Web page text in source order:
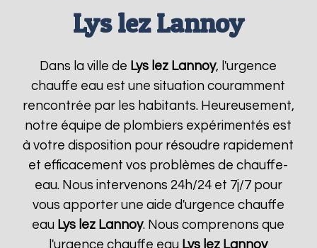
Lys lez Lannoy
Dans la ville de Lys lez Lannoy, l'urgence
chauffe eau est une situation couramment
rencontrée par les habitants. Heureusement,
notre équipe de plombiers expérimentés est
à votre disposition pour résoudre rapidement
et efficacement vos problèmes de chauffe-
eau. Nous intervenons 24h/24 et 7j/7 pour
vous apporter une aide d'urgence chauffe
eau Lys lez Lannoy. Nous comprenons que
l'urgence chauffe eau Lys lez Lannoy